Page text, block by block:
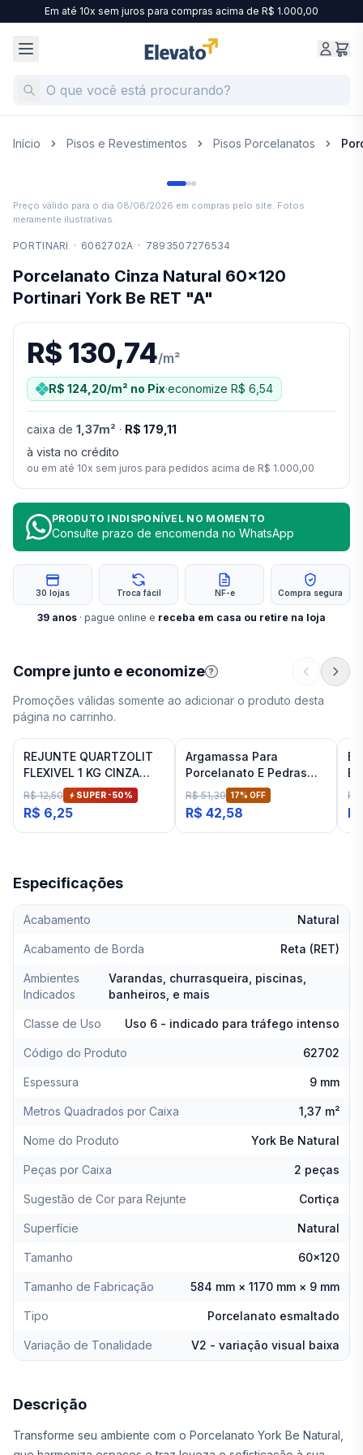
Em até 10x sem juros para compras acima de R$ 1.000,00
Início Pisos e Revestimentos Pisos Porcelanatos
Preço válido para o dia 08/08/2026 em compras pelo site. Fotos
meramente ilustrativas.
Compre junto e economize ?
Promoções válidas somente ao adicionar o produto desta
página no carrinho.
REJUNTE QUARTZOLIT
FLEXIVEL 1 KG CINZA
ARTICO
R$ 12,50 SUPER -50%
R$ 6,25
Argamassa Para
Porcelanato E Pedras
Naturais Cinza Interno
Inovatte 20 Kg
R$ 51,30 17% OFF
R$ 42,58
Fit
Especificações
Acabamento Natural
Acabamento de Borda Reta (RET)
Ambientes
Indicados
Varandas, churrasqueira, piscinas,
banheiros, e mais
Classe de Uso Uso 6 - indicado para tráfego intenso
Código do Produto 62702
Espessura 9 mm
Metros Quadrados por Caixa 1,37 m²
Nome do Produto York Be Natural
Peças por Caixa 2 peças
Sugestão de Cor para Rejunte Cortiça
Superfície Natural
Tamanho 60x120
Tamanho de Fabricação 584 mm × 1170 mm × 9 mm
Tipo Porcelanato esmaltado
Variação de Tonalidade V2 - variação visual baixa
Descrição
Transforme seu ambiente com o Porcelanato York Be Natural,
PORTINARI · 6062702A · 7893507276534
Porcelanato Cinza Natural 60x120
Portinari York Be RET "A"
R$ 130,74/m²
R$ 124,20/m² no Pix·economize R$ 6,54
caixa de 1,37m² · R$ 179,11
à vista no crédito
ou em até 10x sem juros para pedidos acima de R$ 1.000,00
PRODUTO INDISPONÍVEL NO MOMENTO
Consulte prazo de encomenda no WhatsApp
30 lojas Troca fácil NF-e Compra segura
39 anos · pague online e receba em casa ou retire na loja